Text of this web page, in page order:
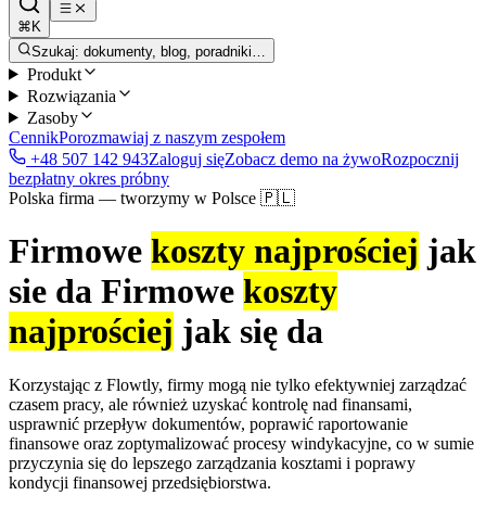
⌘K
Szukaj: dokumenty, blog, poradniki…
Produkt
Rozwiązania
Zasoby
CennikPorozmawiaj z naszym zespołem
+48 507 142 943Zaloguj sięZobacz demo na żywoRozpocznij
bezpłatny okres próbny
Polska firma — tworzymy w Polsce 🇵🇱
Firmowe koszty najprościej jak
sie da Firmowe koszty
najprościej jak się da
Korzystając z Flowtly, firmy mogą nie tylko efektywniej zarządzać
czasem pracy, ale również uzyskać kontrolę nad finansami,
usprawnić przepływ dokumentów, poprawić raportowanie
finansowe oraz zoptymalizować procesy windykacyjne, co w sumie
przyczynia się do lepszego zarządzania kosztami i poprawy
kondycji finansowej przedsiębiorstwa.